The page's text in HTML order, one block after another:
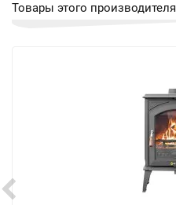
Товары этого производителя